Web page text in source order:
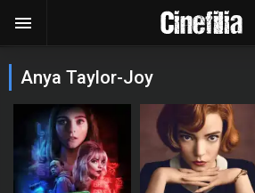
Anya Taylor-Joy